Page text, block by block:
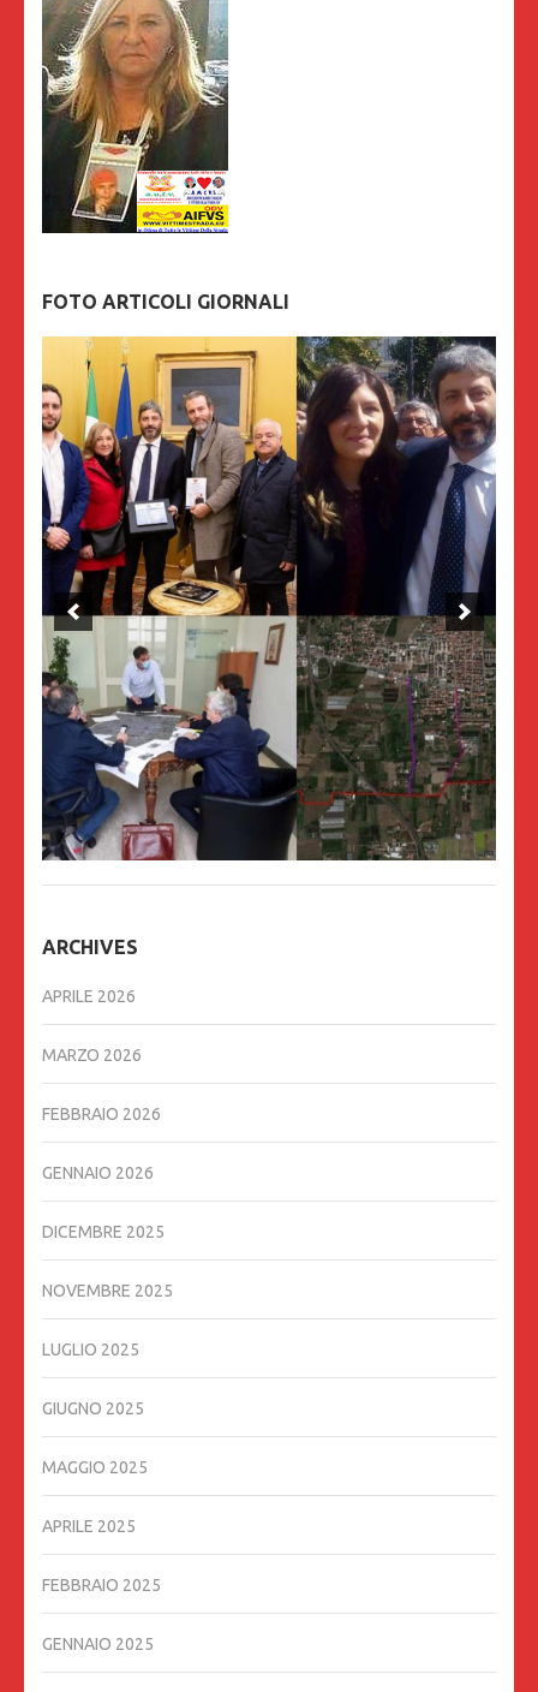
FOTO ARTICOLI GIORNALI
ARCHIVES
APRILE 2026
MARZO 2026
FEBBRAIO 2026
GENNAIO 2026
DICEMBRE 2025
NOVEMBRE 2025
LUGLIO 2025
GIUGNO 2025
MAGGIO 2025
APRILE 2025
FEBBRAIO 2025
GENNAIO 2025